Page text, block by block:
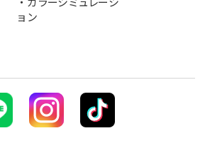
ョン